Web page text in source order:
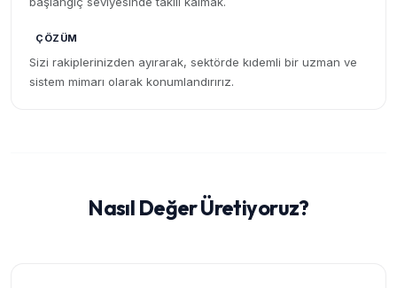
ÇÖZÜM
Sizi rakiplerinizden ayırarak, sektörde kıdemli bir uzman ve
sistem mimarı olarak konumlandırırız.
Nasıl Değer Üretiyoruz?